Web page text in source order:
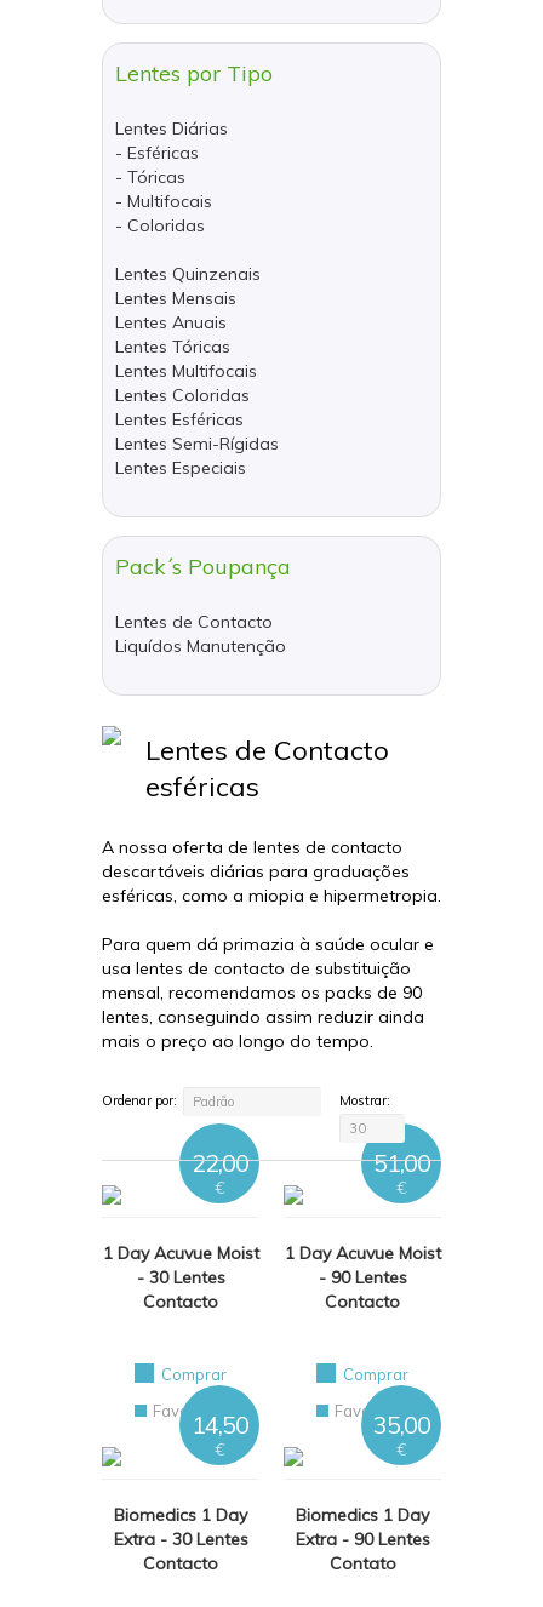
Lentes por Tipo
Lentes Diárias
- Esféricas
- Tóricas
- Multifocais
- Coloridas
Lentes Quinzenais
Lentes Mensais
Lentes Anuais
Lentes Tóricas
Lentes Multifocais
Lentes Coloridas
Lentes Esféricas
Lentes Semi-Rígidas
Lentes Especiais
Pack´s Poupança
Lentes de Contacto
Liquídos Manutenção
Lentes de Contacto
esféricas
A nossa oferta de lentes de contacto
descartáveis diárias para graduações
esféricas, como a miopia e hipermetropia.
Para quem dá primazia à saúde ocular e
usa lentes de contacto de substituição
mensal, recomendamos os packs de 90
lentes, conseguindo assim reduzir ainda
mais o preço ao longo do tempo.
Ordenar por: Padrão
Mostrar:
30
1 Day Acuvue Moist
- 30 Lentes
Contacto
22,00
€
Comprar
Favoritos
1 Day Acuvue Moist
- 90 Lentes
Contacto
51,00
€
Comprar
Favoritos
Biomedics 1 Day
Extra - 30 Lentes
Contacto
14,50
€
Biomedics 1 Day
Extra - 90 Lentes
Contato
35,00
€